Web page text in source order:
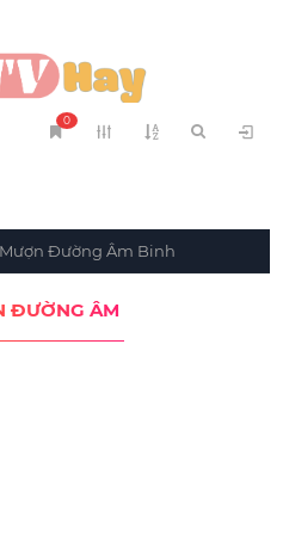
0
Đường Âm Binh
ĐƯỜNG ÂM